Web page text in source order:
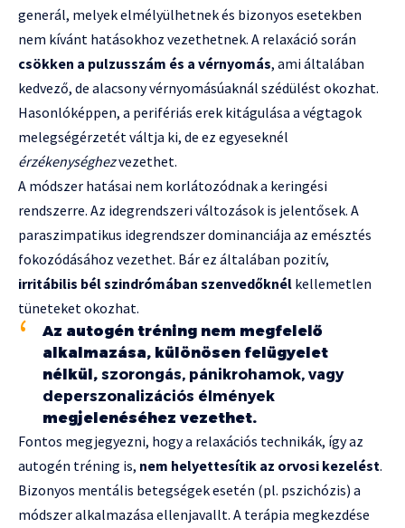
generál, melyek elmélyülhetnek és bizonyos esetekben
nem kívánt hatásokhoz vezethetnek. A relaxáció során
csökken a pulzusszám és a vérnyomás, ami általában
kedvező, de alacsony vérnyomásúaknál szédülést okozhat.
Hasonlóképpen, a perifériás erek kitágulása a végtagok
melegségérzetét váltja ki, de ez egyeseknél
érzékenységhezvezethet.
A módszer hatásai nem korlátozódnak a keringési
rendszerre. Az idegrendszeri változások is jelentősek. A
paraszimpatikus idegrendszer dominanciája az emésztés
fokozódásához vezethet. Bár ez általában pozitív,
irritábilis bél szindrómában szenvedőknél kellemetlen
tüneteket okozhat.
Az autogén tréning nem megfelelő
alkalmazása, különösen felügyelet
nélkül, szorongás, pánikrohamok, vagy
deperszonalizációs élmények
megjelenéséhez vezethet.
Fontos megjegyezni, hogy a relaxációs technikák, így az
autogén tréning is, nem helyettesítik az orvosi kezelést.
Bizonyos mentális betegségek esetén (pl. pszichózis) a
módszer alkalmazása ellenjavallt. A terápia megkezdése